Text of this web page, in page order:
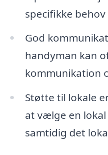
specifikke
God
handyman kan
kommunikation
Støtte til lokale
at vælge en
samtidig det